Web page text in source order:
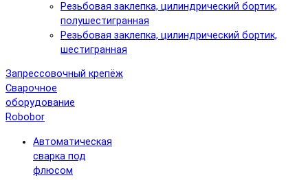
Резьбовая заклепка, цилиндрический бортик,
полушестигранная
Резьбовая заклепка, цилиндрический бортик,
шестигранная
Запрессовочный крепёж
Сварочное
оборудование
Robobor
Автоматическая
сварка под
флюсом